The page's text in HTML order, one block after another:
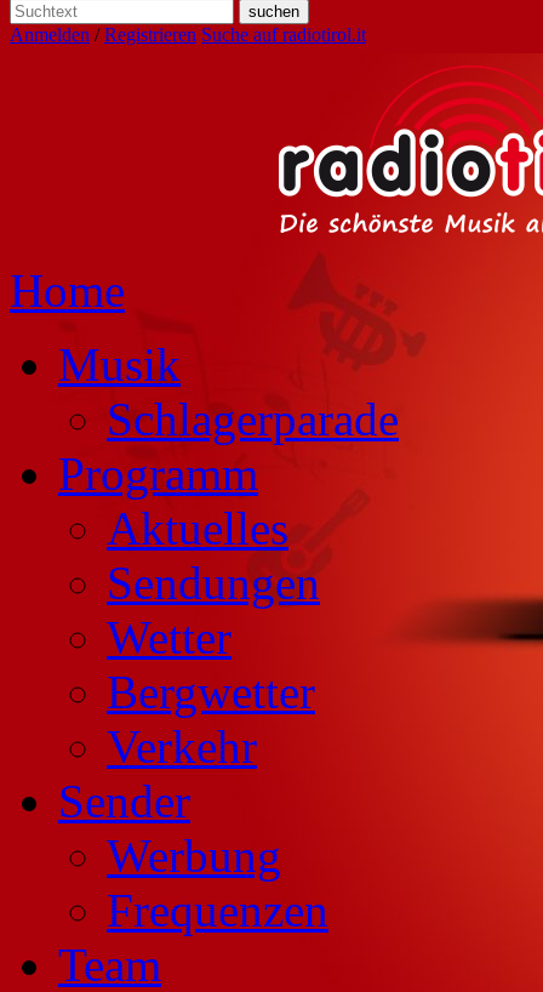
Anmelden /Registrieren Suche auf radiotirol.it
Home
Musik
Schlagerparade
Programm
Aktuelles
Sendungen
Wetter
Bergwetter
Verkehr
Sender
Werbung
Frequenzen
Team